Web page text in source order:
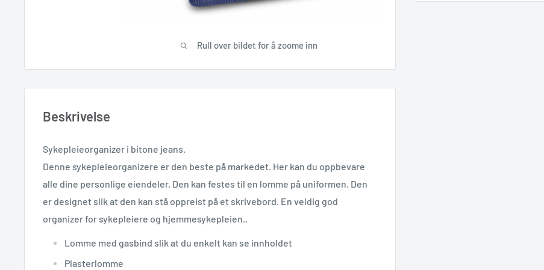
Rull over bildet for å zoome inn
Beskrivelse
Sykepleieorganizer i bitone jeans.
Denne sykepleieorganizere er den beste på markedet. Her kan du oppbevare
alle dine personlige eiendeler. Den kan festes til en lomme på uniformen. Den
er designet slik at den kan stå oppreist på et skrivebord. En veldig god
organizer for sykepleiere og hjemmesykepleien..
Lomme med gasbind slik at du enkelt kan se innholdet
Plasterlomme